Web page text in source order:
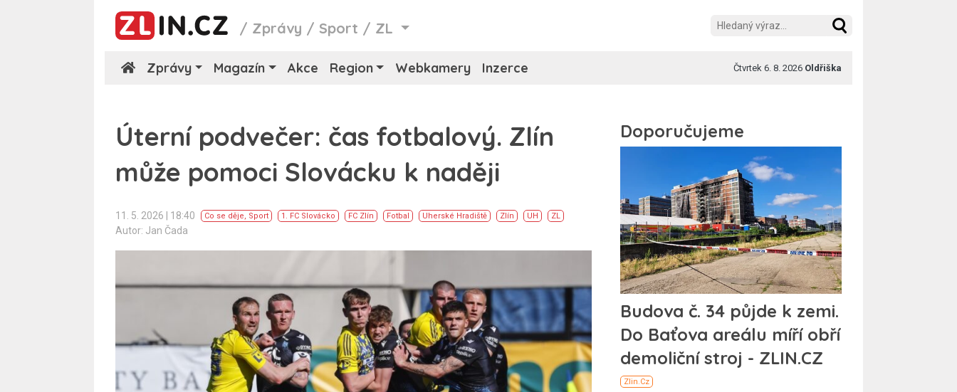
/ Zprávy /Sport / ZL
Zprávy Magazín Akce Region Webkamery Inzerce Čtvrtek 6. 8. 2026 Oldřiška
Úterní podvečer: čas fotbalový. Zlín
může pomoci Slovácku k naději
11. 5. 2026 | 18:40 Co se děje, Sport 1. FC Slovácko FC Zlín Fotbal Uherské Hradiště Zlín UH ZL
Autor: Jan Čada